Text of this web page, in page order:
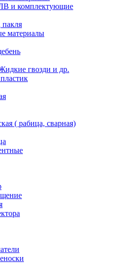
и комплектующие
пакля
материалы
гвозди и др.
( рабица, сварная)